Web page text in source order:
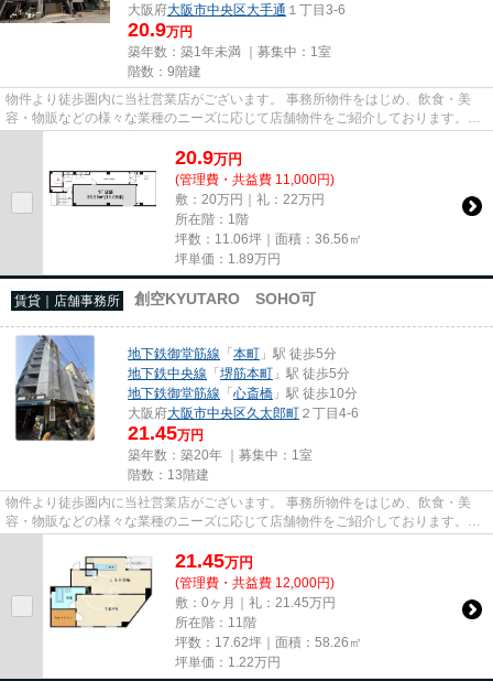
大阪府大阪市中央区大手通 １丁目3-6
20.9万円
築年数：築1年未満 ｜募集中： 1室
階数：9階建
物件より徒歩圏内に当社営業店がございます。 事務所物件をはじめ、飲食・美
容・物販などの様々な業種のニーズに応じて店舗物件をご紹介しております。
尚、弊社ではおとり広告は一切...
20.9万円
(管理費・共益費 11,000円)
敷：20万円｜礼：22万円
所在階：1階
坪数：11.06坪｜面積：36.56㎡
坪単価： 1.89万円
賃貸｜店舗事務所 創空KYUTARO SOHO可
地下鉄御堂筋線 「本町 」駅 徒歩5分
地下鉄中央線 「堺筋本町 」駅 徒歩5分
地下鉄御堂筋線 「心斎橋 」駅 徒歩10分
大阪府大阪市中央区久太郎町 ２丁目4-6
21.45万円
築年数：築20年 ｜募集中： 1室
階数：13階建
物件より徒歩圏内に当社営業店がございます。 事務所物件をはじめ、飲食・美
容・物販などの様々な業種のニーズに応じて店舗物件をご紹介しております。
尚、弊社ではおとり広告は一切...
21.45万円
(管理費・共益費 12,000円)
敷：0ヶ月｜礼：21.45万円
所在階：11階
坪数：17.62坪｜面積：58.26㎡
坪単価： 1.22万円